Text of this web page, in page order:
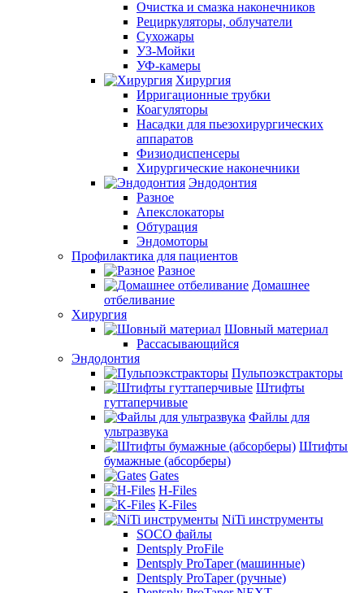
Очистка и смазка наконечников
Рециркуляторы, облучатели
Сухожары
УЗ-Мойки
УФ-камеры
Хирургия
Ирригационные трубки
Коагуляторы
Насадки для пьезохирургических
аппаратов
Физиодиспенсеры
Хирургические наконечники
Эндодонтия
Разное
Апекслокаторы
Обтурация
Эндомоторы
Профилактика для пациентов
Разное
Домашнее
отбеливание
Хирургия
Шовный материал
Рассасывающийся
Эндодонтия
Пульпоэкстракторы
Штифты
гуттаперчивые
Файлы для
ультразвука
Штифты
бумажные (абсорберы)
Gates
H-Files
K-Files
NiTi инструменты
SOCO файлы
Dentsply ProFile
Dentsply ProTaper (машинные)
Dentsply ProTaper (ручные)